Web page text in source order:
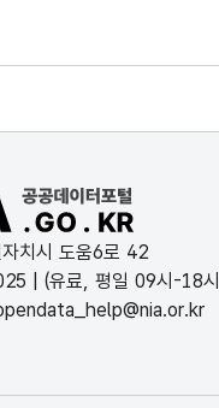
진흥원
원
원
로가기
치시 도움6로 42
| (유료, 평일 09시-18